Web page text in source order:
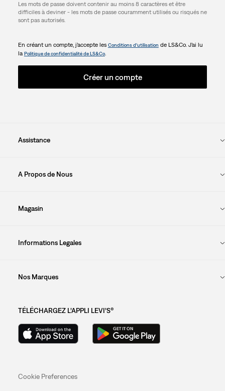
Les mots de passe doivent contenir au moins 8 caractères et être
difficiles à deviner - les mots de passe couramment utilisés ou risqués ne
sont pas autorisés.
En créant un compte, j’accepte les Conditions d’utilisation de LS&Co. J’ai lu
la Politique de confidentialité de LS&Co.
Créer un compte
Assistance
A Propos de Nous
Magasin
Informations Legales
Nos Marques
TÉLÉCHARGEZ L’APPLI LEVI’S®
Cookie Preferences